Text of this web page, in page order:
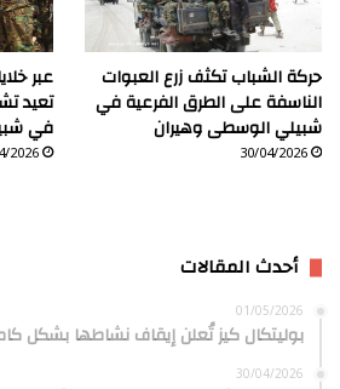
حركة الشباب تكثف زرع العبوات
الناسفة على الطرق الفرعية في
شبيلي الوسطى وهيران
30/04/2026
عبر
تعيد
في
2026
أحدث المقالات
01/05/2026
بوليتكال كيز تُعلن إيقاف نشاطها بشكل
30/04/2026